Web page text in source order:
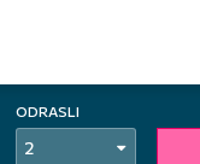
ODRASLI
2